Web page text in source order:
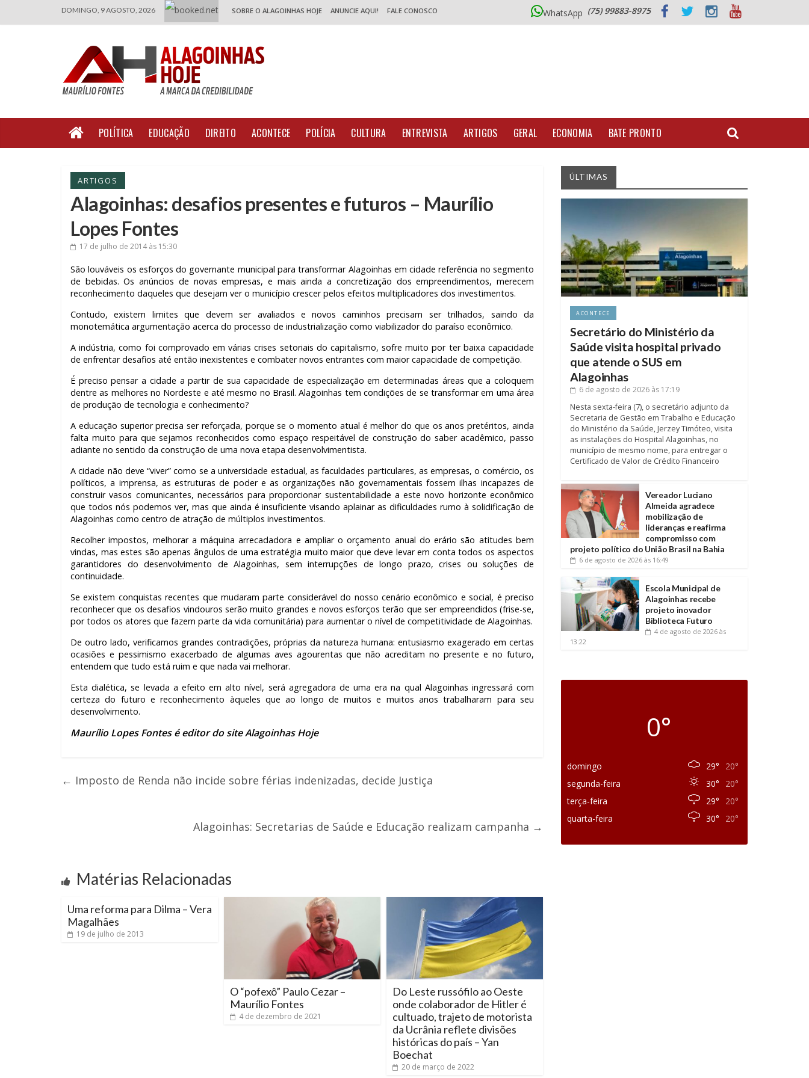
DOMINGO, 9 AGOSTO, 2026 SOBRE O ALAGOINHAS HOJE ANUNCIE AQUI! FALE CONOSCO WhatsApp (75) 99883-8975
POLÍTICA EDUCAÇÃO DIREITO ACONTECE POLÍCIA CULTURA ENTREVISTA ARTIGOS GERAL ECONOMIA BATE PRONTO
ARTIGOS
Alagoinhas: desafios presentes e futuros – Maurílio
Lopes Fontes
17 de julho de 2014às 15:30
São louváveis os esforços do governante municipal para transformar Alagoinhas em cidade referência no segmento
de bebidas. Os anúncios de novas empresas, e mais ainda a concretização dos empreendimentos, merecem
reconhecimento daqueles que desejam ver o município crescer pelos efeitos multiplicadores dos investimentos.
Contudo, existem limites que devem ser avaliados e novos caminhos precisam ser trilhados, saindo da
monotemática argumentação acerca do processo de industrialização como viabilizador do paraíso econômico.
A indústria, como foi comprovado em várias crises setoriais do capitalismo, sofre muito por ter baixa capacidade
de enfrentar desafios até então inexistentes e combater novos entrantes com maior capacidade de competição.
É preciso pensar a cidade a partir de sua capacidade de especialização em determinadas áreas que a coloquem
dentre as melhores no Nordeste e até mesmo no Brasil. Alagoinhas tem condições de se transformar em uma área
de produção de tecnologia e conhecimento?
A educação superior precisa ser reforçada, porque se o momento atual é melhor do que os anos pretéritos, ainda
falta muito para que sejamos reconhecidos como espaço respeitável de construção do saber acadêmico, passo
adiante no sentido da construção de uma nova etapa desenvolvimentista.
A cidade não deve “viver” como se a universidade estadual, as faculdades particulares, as empresas, o comércio, os
políticos, a imprensa, as estruturas de poder e as organizações não governamentais fossem ilhas incapazes de
construir vasos comunicantes, necessários para proporcionar sustentabilidade a este novo horizonte econômico
que todos nós podemos ver, mas que ainda é insuficiente visando aplainar as dificuldades rumo à solidificação de
Alagoinhas como centro de atração de múltiplos investimentos.
Recolher impostos, melhorar a máquina arrecadadora e ampliar o orçamento anual do erário são atitudes bem
vindas, mas estes são apenas ângulos de uma estratégia muito maior que deve levar em conta todos os aspectos
garantidores do desenvolvimento de Alagoinhas, sem interrupções de longo prazo, crises ou soluções de
continuidade.
Se existem conquistas recentes que mudaram parte considerável do nosso cenário econômico e social, é preciso
reconhecer que os desafios vindouros serão muito grandes e novos esforços terão que ser empreendidos (frise-se,
por todos os atores que fazem parte da vida comunitária) para aumentar o nível de competitividade de Alagoinhas.
De outro lado, verificamos grandes contradições, próprias da natureza humana: entusiasmo exagerado em certas
ocasiões e pessimismo exacerbado de algumas aves agourentas que não acreditam no presente e no futuro,
entendem que tudo está ruim e que nada vai melhorar.
Esta dialética, se levada a efeito em alto nível, será agregadora de uma era na qual Alagoinhas ingressará com
certeza do futuro e reconhecimento àqueles que ao longo de muitos e muitos anos trabalharam para seu
desenvolvimento.
Maurílio Lopes Fontes é editor do site Alagoinhas Hoje
← Imposto de Renda não incide sobre férias indenizadas, decide Justiça
Alagoinhas: Secretarias de Saúde e Educação realizam campanha →
Matérias Relacionadas
Uma reforma para Dilma – Vera
Magalhães
19 de julho de 2013
O “pofexô” Paulo Cezar –
Maurílio Fontes
4 de dezembro de 2021
Do Leste russófilo ao Oeste
onde colaborador de Hitler é
cultuado, trajeto de motorista
da Ucrânia reflete divisões
históricas do país – Yan
Boechat
20 de março de 2022
ÚLTIMAS
ACONTECE
Secretário do Ministério da
Saúde visita hospital privado
que atende o SUS em
Alagoinhas
6 de agosto de 2026 às 17:19
Nesta sexta-feira (7), o secretário adjunto da
Secretaria de Gestão em Trabalho e Educação
do Ministério da Saúde, Jerzey Timóteo, visita
as instalações do Hospital Alagoinhas, no
município de mesmo nome, para entregar o
Certificado de Valor de Crédito Financeiro
Vereador Luciano
Almeida agradece
mobilização de
lideranças e reafirma
compromisso com
projeto político do União Brasil na Bahia
6 de agosto de 2026 às 16:49
Escola Municipal de
Alagoinhas recebe
projeto inovador
Biblioteca Futuro
4 de agosto de 2026 às
13:22
0°
domingo 29°
20°
segunda-feira
30°
20°
terça-feira
29°
20°
quarta-feira
30° 20°